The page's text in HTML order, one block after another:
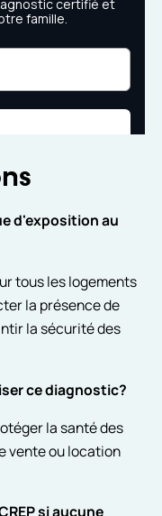
d'exposition au
tous les logements
la présence de
la sécurité des
ce diagnostic?
la santé des
vente ou location
si aucune